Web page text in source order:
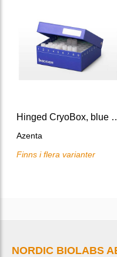
Hinged
Azenta
Finns i flera varianter
NORDIC BIOLABS